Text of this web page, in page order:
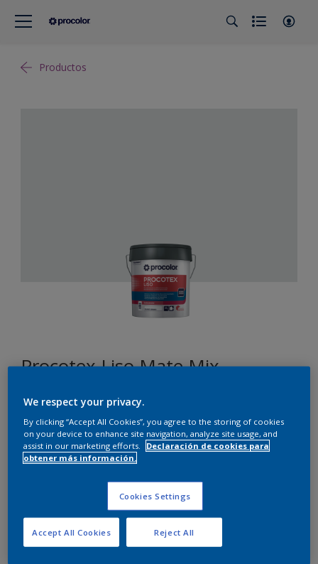
Productos
Procotex Liso Mate Mix
SN.01.85
Cambiar de color
Tamaño
Cantidad Calculadora de pintura
We respect your privacy.
By clicking “Accept All Cookies”, you agree to the storing of cookies
on your device to enhance site navigation, analyze site usage, and
assist in our marketing efforts.
Declaración de cookies para
obtener más información.
Cookies Settings
Reject All
Accept All Cookies